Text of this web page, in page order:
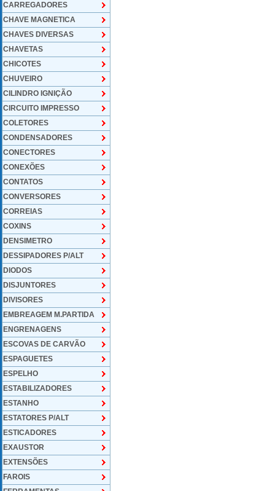
CARREGADORES
CHAVE MAGNETICA
CHAVES DIVERSAS
CHAVETAS
CHICOTES
CHUVEIRO
CILINDRO IGNIÇÃO
CIRCUITO IMPRESSO
COLETORES
CONDENSADORES
CONECTORES
CONEXÕES
CONTATOS
CONVERSORES
CORREIAS
COXINS
DENSIMETRO
DESSIPADORES P/ALT
DIODOS
DISJUNTORES
DIVISORES
EMBREAGEM M.PARTIDA
ENGRENAGENS
ESCOVAS DE CARVÃO
ESPAGUETES
ESPELHO
ESTABILIZADORES
ESTANHO
ESTATORES P/ALT
ESTICADORES
EXAUSTOR
EXTENSÕES
FAROIS